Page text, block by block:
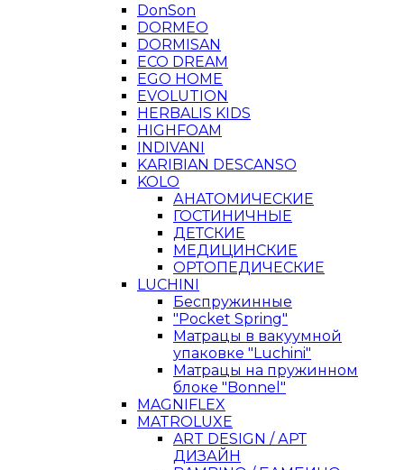
DonSon
DORMEO
DORMISAN
ECO DREAM
EGO HOME
EVOLUTION
HERBALIS KIDS
HIGHFOAM
INDIVANI
KARIBIAN DESCANSO
KOLO
АНАТОМИЧЕСКИЕ
ГОСТИНИЧНЫЕ
ДЕТСКИЕ
МЕДИЦИНСКИЕ
ОРТОПЕДИЧЕСКИЕ
LUCHINI
Беспружинные
"Pocket Spring"
Матрацы в вакуумной
упаковке "Luchini"
Матрацы на пружинном
блоке "Bonnel"
MAGNIFLEX
MATROLUXE
ART DESIGN / АРТ
ДИЗАЙН